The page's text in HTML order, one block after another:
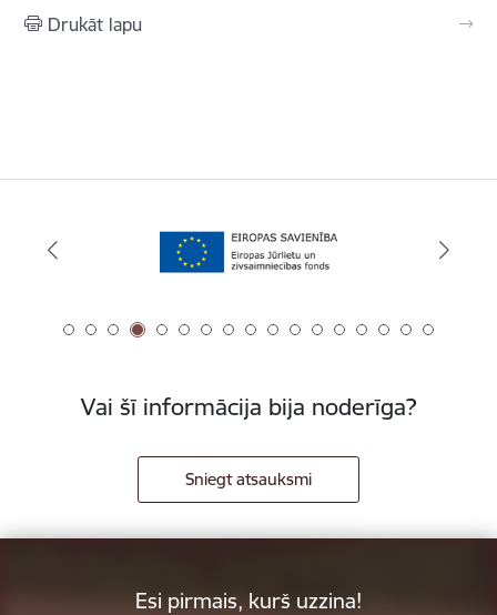
Drukāt lapu
Vai šī informācija bija noderīga?
Sniegt atsauksmi
Esi pirmais, kurš uzzina!